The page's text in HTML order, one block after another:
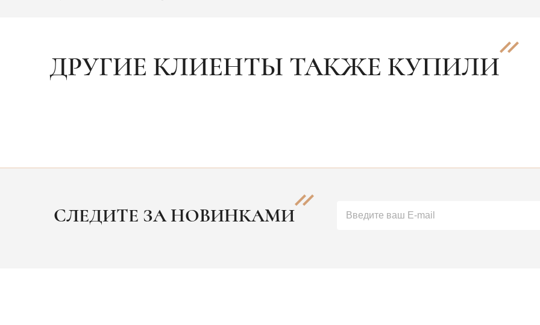
ДРУГИЕ КЛИЕНТЫ ТАКЖЕ КУПИЛИ
СЛЕДИТЕ ЗА НОВИНКАМИ